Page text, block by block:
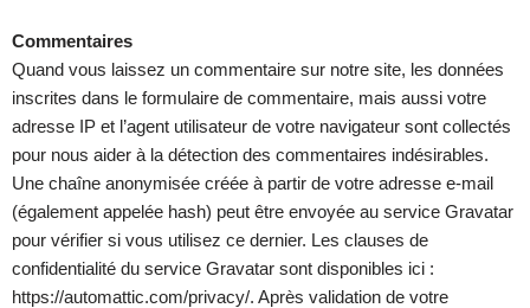
Commentaires
Quand vous laissez un commentaire sur notre site, les données
inscrites dans le formulaire de commentaire, mais aussi votre
adresse IP et l’agent utilisateur de votre navigateur sont collectés
pour nous aider à la détection des commentaires indésirables.
Une chaîne anonymisée créée à partir de votre adresse e-mail
(également appelée hash) peut être envoyée au service Gravatar
pour vérifier si vous utilisez ce dernier. Les clauses de
confidentialité du service Gravatar sont disponibles ici :
https://automattic.com/privacy/. Après validation de votre